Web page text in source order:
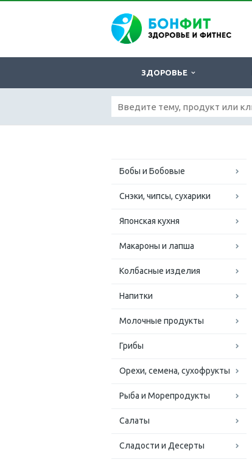
ЗДОРОВЬЕ
Бобы и Бобовые
Снэки, чипсы, сухарики
Японская кухня
Макароны и лапша
Колбасные изделия
Напитки
Молочные продукты
Грибы
Орехи, семена, сухофрукты
Рыба и Морепродукты
Салаты
Сладости и Десерты